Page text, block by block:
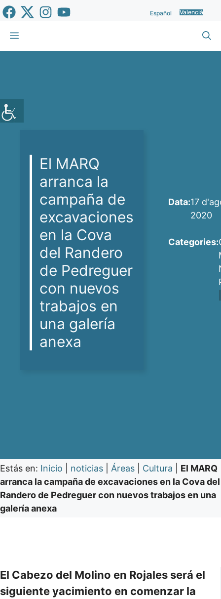
Vés
al
contingut
Español Valencià
Menu
El MARQ
arranca la
campaña de
excavaciones
en la Cova
del Randero
de Pedreguer
con nuevos
trabajos en
una galería
anexa
Data:17
2020
Categories:
Estás en: Inicio noticias Áreas Cultura
El MARQ
arranca la campaña de excavaciones en la Cova del
Randero de Pedreguer con nuevos trabajos en una
galería anexa
El Cabezo del Molino en Rojales será el
siguiente yacimiento en comenzar la